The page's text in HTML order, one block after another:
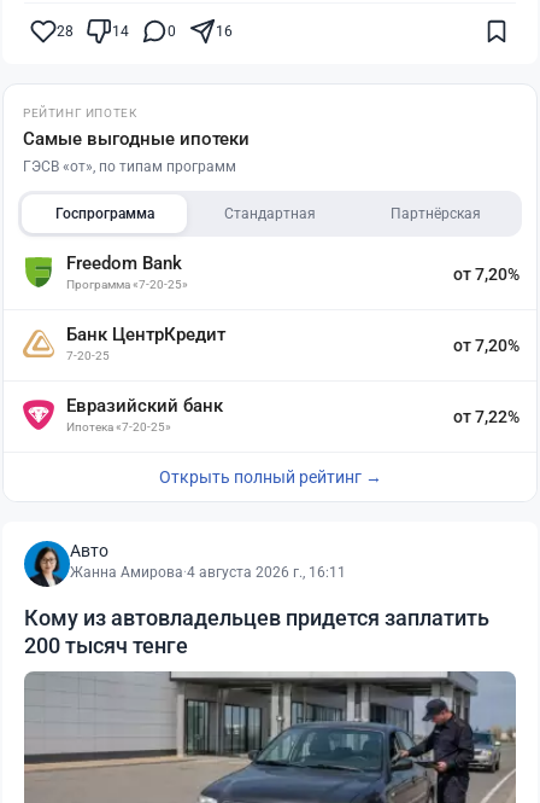
28 14 0 16
РЕЙТИНГ ИПОТЕК
Самые выгодные ипотеки
ГЭСВ «от», по типам программ
Госпрограмма Стандартная Партнёрская
Freedom Bank
Программа «7-20-25»
от 7,20%
Банк ЦентрКредит
7-20-25
от 7,20%
Евразийский банк
Ипотека «7-20-25»
от 7,22%
Открыть полный рейтинг →
Авто
Жанна Амирова·4 августа 2026 г., 16:11
Кому из автовладельцев придется заплатить
200 тысяч тенге